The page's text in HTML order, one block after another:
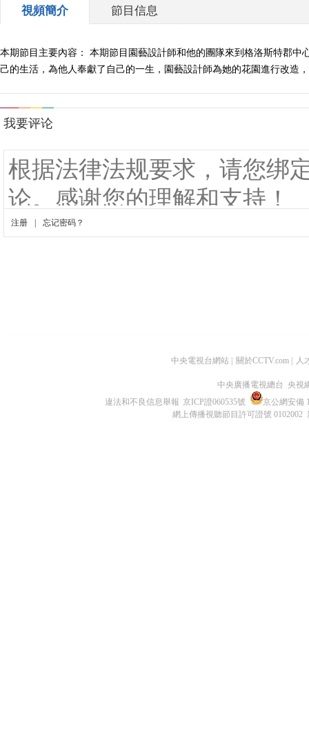
視頻簡介 節目信息
本期節目主要內容： 本期節目園藝設計師和他的團隊來到格洛斯特郡
己的生活，為他人奉獻了自己的一生，園藝設計師為她的花園進行改造
中央電視台網站 關於CCTV.com 人
中央廣播電視總台 央視
違法和不良信息舉報 京ICP證060535號
京公網安備
網上傳播視聽節目許可證號 0102002